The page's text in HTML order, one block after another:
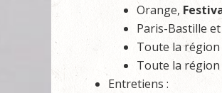
Orange,
Paris-Bastille et
Toute la région
Toute la région
Entretiens :